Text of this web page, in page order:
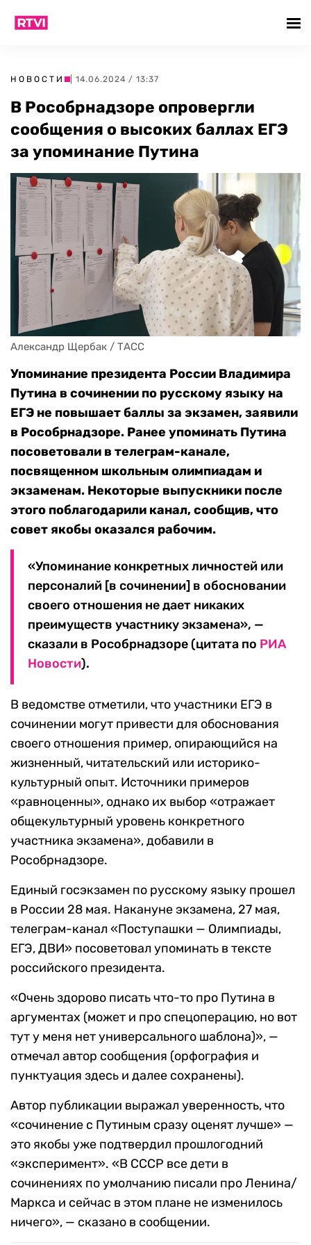
НОВОСТИ | 14.06.2024 / 13:37
В Рособрнадзоре опровергли
сообщения о высоких баллах ЕГЭ
за упоминание Путина
Александр Щербак / ТАСС
Упоминание президента России Владимира
Путина в сочинении по русскому языку на
ЕГЭ не повышает баллы за экзамен, заявили
в Рособрнадзоре. Ранее упоминать Путина
посоветовали в телеграм-канале,
посвященном школьным олимпиадам и
экзаменам. Некоторые выпускники после
этого поблагодарили канал, сообщив, что
совет якобы оказался рабочим.
«Упоминание конкретных личностей или
персоналий [в сочинении] в обосновании
своего отношения не дает никаких
преимуществ участнику экзамена», —
сказали в Рособрнадзоре (цитата по РИА
Новости).
В ведомстве отметили, что участники ЕГЭ в
сочинении могут привести для обоснования
своего отношения пример, опирающийся на
жизненный, читательский или историко-
культурный опыт. Источники примеров
«равноценны», однако их выбор «отражает
общекультурный уровень конкретного
участника экзамена», добавили в
Рособрнадзоре.
Единый госэкзамен по русскому языку прошел
в России 28 мая. Накануне экзамена, 27 мая,
телеграм-канал «Поступашки — Олимпиады,
ЕГЭ, ДВИ» посоветовал упоминать в тексте
российского президента.
«Очень здорово писать что-то про Путина в
аргументах (может и про спецоперацию, но вот
тут у меня нет универсального шаблона)», —
отмечал автор сообщения (орфография и
пунктуация здесь и далее сохранены).
Автор публикации выражал уверенность, что
«сочинение с Путиным сразу оценят лучше» —
это якобы уже подтвердил прошлогодний
«эксперимент». «В СССР все дети в
сочинениях по умолчанию писали про Ленина/
Маркса и сейчас в этом плане не изменилось
ничего», — сказано в сообщении.